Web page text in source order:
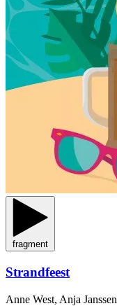
fragment
Strandfeest
Anne West, Anja Janssen